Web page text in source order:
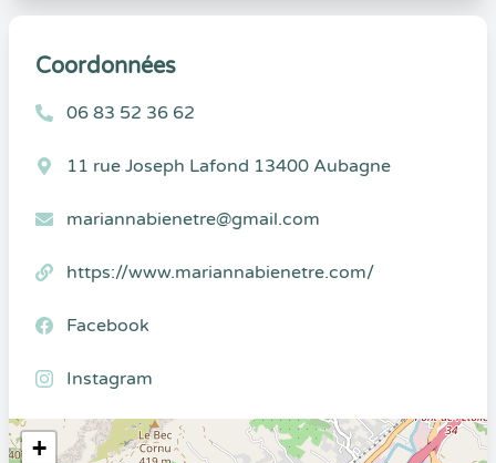
Coordonnées
06 83 52 36 62
11 rue Joseph Lafond 13400 Aubagne
mariannabienetre@gmail.com
https://www.mariannabienetre.com/
Facebook
Instagram
+